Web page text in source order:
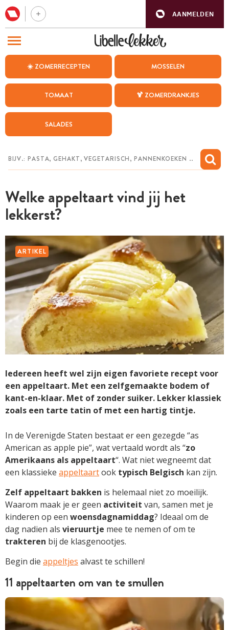
AANMELDEN
☀️ ZOMERRECEPTEN MOSSELEN
TOMAAT 🍹 ZOMERDRANKJES
SALADES
Welke appeltaart vind jij het
lekkerst?
ARTIKEL
Iedereen heeft wel zijn eigen favoriete recept voor
een appeltaart. Met een zelfgemaakte bodem of
kant-en-klaar. Met of zonder suiker. Lekker klassiek
zoals een tarte tatin of met een hartig tintje.
In de Verenigde Staten bestaat er een gezegde “as
American as apple pie”, wat vertaald wordt als “zo
Amerikaans als appeltaart“. Wat niet wegneemt dat
een klassieke appeltaartook typisch Belgisch kan zijn.
Zelf appeltaart bakken is helemaal niet zo moeilijk.
Waarom maak je er geen activiteit van, samen met je
kinderen op een woensdagnamiddag? Ideaal om de
dag nadien als vieruurtje mee te nemen of om te
trakteren bij de klasgenootjes.
Begin die appeltjes alvast te schillen!
11 appeltaarten om van te smullen
BEZOEK ONZE ANDERE WEBSITES
WEEKMENU
CHAT MET MAIA
MIJN BEWAARDE RECEPTEN